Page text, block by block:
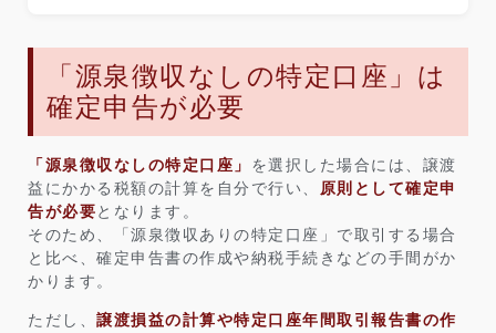
「源泉徴収なしの特定口座」は
確定申告が必要
「源泉徴収なしの特定口座」 を選択した場合には、譲渡
益にかかる税額の計算を自分で行い、 原則として確定申
告が必要となります。
そのため、「源泉徴収ありの特定口座」で取引する場合
と比べ、確定申告書の作成や納税手続きなどの手間がか
かります。
ただし、 譲渡損益の計算や特定口座年間取引報告書の作